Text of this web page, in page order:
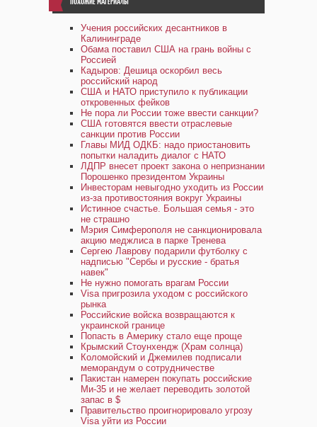
Учения российских десантников в
Калининграде
Обама поставил США на грань войны с
Россией
Кадыров: Дешица оскорбил весь
российский народ
США и НАТО приступило к публикации
откровенных фейков
Не пора ли России тоже ввести санкции?
США готовятся ввести отраслевые
санкции против России
Главы МИД ОДКБ: надо приостановить
попытки наладить диалог с НАТО
ЛДПР внесет проект закона о непризнании
Порошенко президентом Украины
Инвесторам невыгодно уходить из России
из-за противостояния вокруг Украины
Истинное счастье. Большая семья - это
не страшно
Мэрия Симферополя не санкционировала
акцию меджлиса в парке Тренева
Сергею Лаврову подарили футболку с
надписью "Сербы и русские - братья
навек"
Не нужно помогать врагам России
Visa пригрозила уходом с российского
рынка
Российские войска возвращаются к
украинской границе
Попасть в Америку стало еще проще
Крымский Стоунхендж (Храм солнца)
Коломойский и Джемилев подписали
меморандум о сотрудничестве
Пакистан намерен покупать российские
Ми-35 и не желает переводить золотой
запас в $
Правительство проигнорировало угрозу
Visa уйти из России